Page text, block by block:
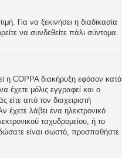
Για να ξεκινήσει η διαδικασία
να συνδεθείτε πάλι σύντομα.
η COPPA διακήρυξη εφόσον κατά
έχετε μόλις εγγραφεί και ο
από τον διαχειριστή
έχετε λάβει ένα ηλεκτρονικό
ταχυδρομείου, ή το
δώσατε είναι σωστό, προσπαθήστε